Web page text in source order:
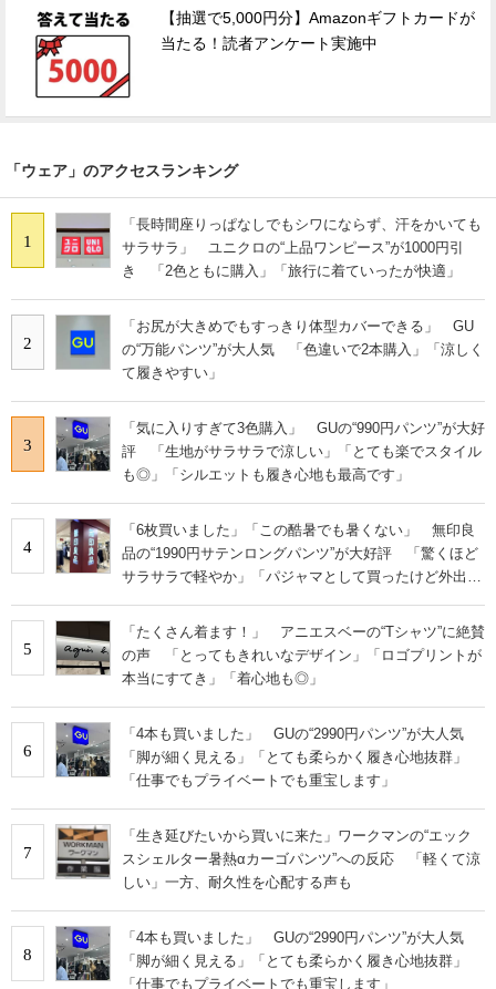
【抽選で5,000円分】Amazonギフトカードが
当たる！読者アンケート実施中
「ウェア」のアクセスランキング
1
「長時間座りっぱなしでもシワにならず、汗をかいても
サラサラ」 ユニクロの“上品ワンピース”が1000円引
き 「2色ともに購入」「旅行に着ていったが快適」
2
「お尻が大きめでもすっきり体型カバーできる」 GU
の“万能パンツ”が大人気 「色違いで2本購入」「涼しく
て履きやすい」
3
「気に入りすぎて3色購入」 GUの“990円パンツ”が大好
評 「生地がサラサラで涼しい」「とても楽でスタイル
も◎」「シルエットも履き心地も最高です」
4
「6枚買いました」「この酷暑でも暑くない」 無印良
品の“1990円サテンロングパンツ”が大好評 「驚くほど
サラサラで軽やか」「パジャマとして買ったけど外出用
5
「たくさん着ます！」 アニエスベーの“Tシャツ”に絶賛
の声 「とってもきれいなデザイン」「ロゴプリントが
本当にすてき」「着心地も◎」
6
「4本も買いました」 GUの“2990円パンツ”が大人気
「脚が細く見える」「とても柔らかく履き心地抜群」
「仕事でもプライベートでも重宝します」
7
「生き延びたいから買いに来た」ワークマンの“エック
スシェルター暑熱αカーゴパンツ”への反応 「軽くて涼
しい」一方、耐久性を心配する声も
8
「4本も買いました」 GUの“2990円パンツ”が大人気
「脚が細く見える」「とても柔らかく履き心地抜群」
「仕事でもプライベートでも重宝します」